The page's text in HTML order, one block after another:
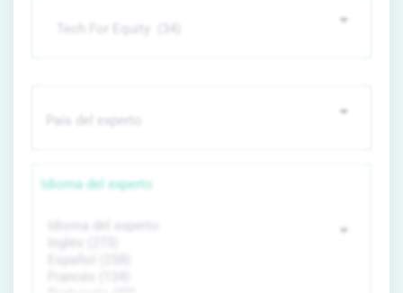
Idioma del experto